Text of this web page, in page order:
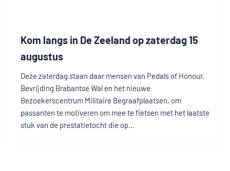
Kom langs in De Zeeland op zaterdag 15
augustus
Deze zaterdag staan daar mensen van Pedals of Honour,
Bevrijding Brabantse Wal en het nieuwe
Bezoekerscentrum Militaire Begraafplaatsen, om
passanten te motiveren om mee te fietsen met het laatste
stuk van de prestatietocht die op…